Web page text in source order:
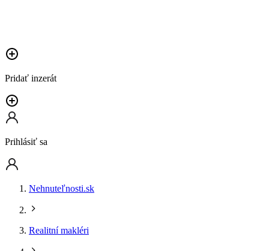
Pridať inzerát
Prihlásiť sa
Nehnuteľnosti.sk
Realitní makléri